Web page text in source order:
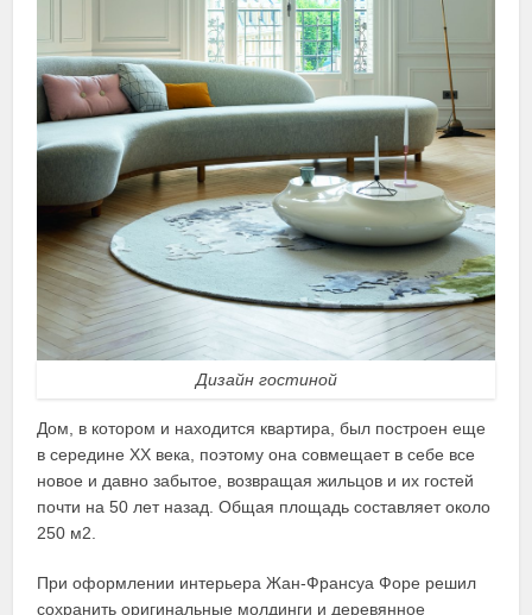
Дизайн гостиной
Дом, в котором и находится квартира, был построен еще
в середине XX века, поэтому она совмещает в себе все
новое и давно забытое, возвращая жильцов и их гостей
почти на 50 лет назад. Общая площадь составляет около
250 м2.
При оформлении интерьера Жан-Франсуа Форе решил
сохранить оригинальные молдинги и деревянное